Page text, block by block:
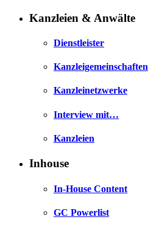
Kanzleien & Anwälte
Dienstleister
Kanzleigemeinschaften
Kanzleinetzwerke
Interview mit…
Kanzleien
Inhouse
In-House Content
GC Powerlist